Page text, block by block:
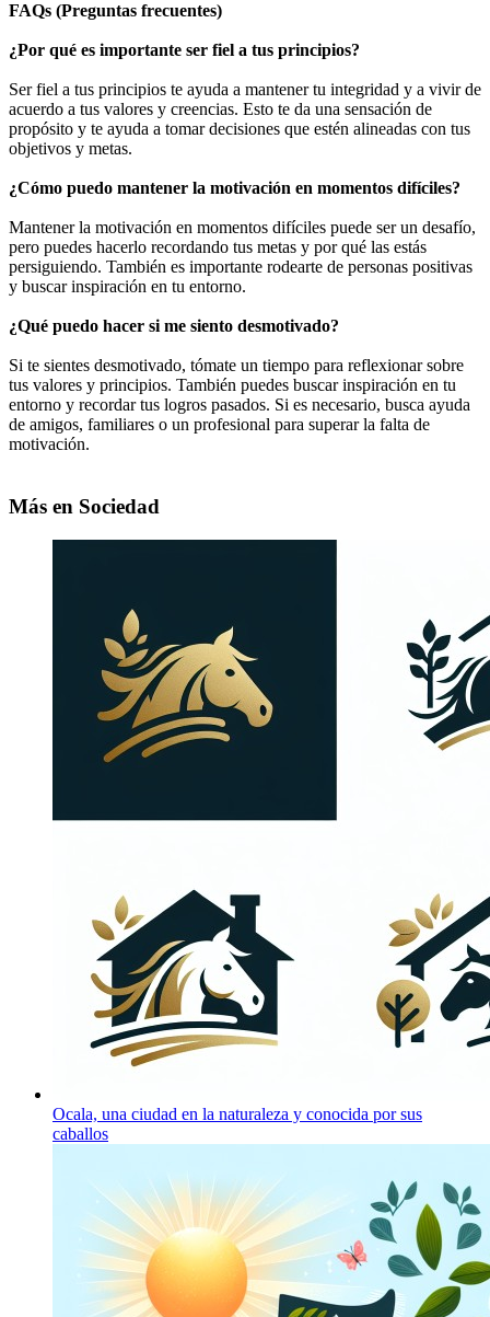
FAQs (Preguntas frecuentes)
¿Por qué es importante ser fiel a tus principios?
Ser fiel a tus principios te ayuda a mantener tu integridad y a vivir de
acuerdo a tus valores y creencias. Esto te da una sensación de
propósito y te ayuda a tomar decisiones que estén alineadas con tus
objetivos y metas.
¿Cómo puedo mantener la motivación en momentos difíciles?
Mantener la motivación en momentos difíciles puede ser un desafío,
pero puedes hacerlo recordando tus metas y por qué las estás
persiguiendo. También es importante rodearte de personas positivas
y buscar inspiración en tu entorno.
¿Qué puedo hacer si me siento desmotivado?
Si te sientes desmotivado, tómate un tiempo para reflexionar sobre
tus valores y principios. También puedes buscar inspiración en tu
entorno y recordar tus logros pasados. Si es necesario, busca ayuda
de amigos, familiares o un profesional para superar la falta de
motivación.
Más en Sociedad
Ocala, una ciudad en la naturaleza y conocida por sus
caballos